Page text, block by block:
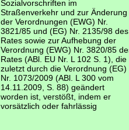
Sozialvorschriften im
Straßenverkehr und zur Änderung
der Verordnungen (EWG) Nr.
3821/85 und (EG) Nr. 2135/98 des
Rates sowie zur Aufhebung der
Verordnung (EWG) Nr. 3820/85
Rates (ABl. EU Nr. L 102 S. 1), die
zuletzt durch die Verordnung (EG)
Nr. 1073/2009 (ABl. L 300 vom
14.11.2009, S. 88) geändert
worden ist, verstößt, indem er
vorsätzlich oder fahrlässig